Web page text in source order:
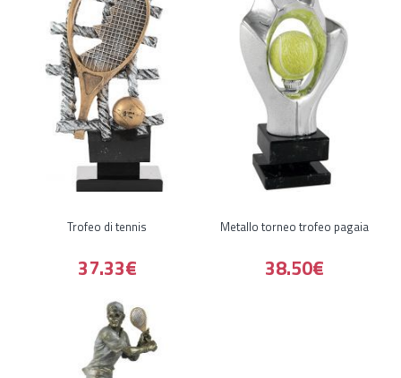
Trofeo di tennis
37.33€
Metallo torneo trofeo pagaia
38.50€